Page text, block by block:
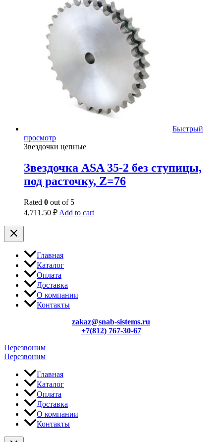
Быстрый
просмотр
Звездочки цепные
Звездочка ASA 35-2 без ступицы,
под расточку, Z=76
Rated 0 out of 5
4,711.50 ₽ Add to cart
Главная
Каталог
Оплата
Доставка
О компании
Контакты
zakaz@snab-sistems.ru
+7(812) 767-30-67
Перезвоним
Перезвоним
Главная
Каталог
Оплата
Доставка
О компании
Контакты